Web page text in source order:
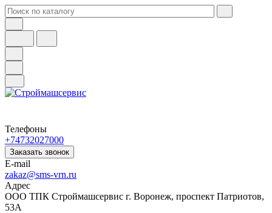
Телефоны
+74732027000
Заказать звонок
E-mail
zakaz@sms-vrn.ru
Адрес
ООО ТПК Строймашсервис г. Воронеж, проспект Патриотов,
53А